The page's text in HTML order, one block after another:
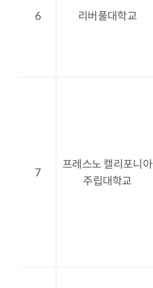
6 리버풀대학교
7
프레스노 캘리포니아
주립대학교